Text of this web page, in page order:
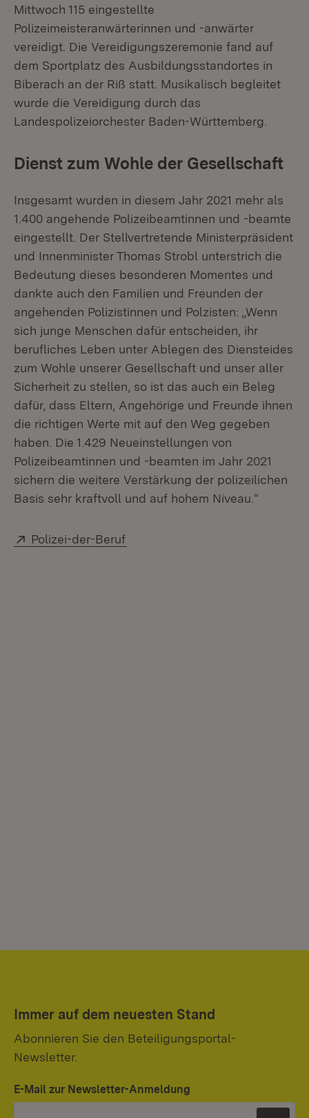
Mittwoch 115 eingestellte
Polizeimeisteranwärterinnen und -anwärter
vereidigt. Die Vereidigungszeremonie fand auf
dem Sportplatz des Ausbildungsstandortes in
Biberach an der Riß statt. Musikalisch begleitet
wurde die Vereidigung durch das
Landespolizeiorchester Baden-Württemberg.
Dienst zum Wohle der Gesellschaft
Insgesamt wurden in diesem Jahr 2021 mehr als
1.400 angehende Polizeibeamtinnen und -beamte
eingestellt. Der Stellvertretende Ministerpräsident
und Innenminister Thomas Strobl unterstrich die
Bedeutung dieses besonderen Momentes und
dankte auch den Familien und Freunden der
angehenden Polizistinnen und Polzisten: „Wenn
sich junge Menschen dafür entscheiden, ihr
berufliches Leben unter Ablegen des Diensteides
zum Wohle unserer Gesellschaft und unser aller
Sicherheit zu stellen, so ist das auch ein Beleg
dafür, dass Eltern, Angehörige und Freunde ihnen
die richtigen Werte mit auf den Weg gegeben
haben. Die 1.429 Neueinstellungen von
Polizeibeamtinnen und -beamten im Jahr 2021
sichern die weitere Verstärkung der polizeilichen
Basis sehr kraftvoll und auf hohem Niveau.“
Extern:
Polizei-der-Beruf
Immer auf dem neuesten Stand
Abonnieren Sie den Beteiligungsportal-
Newsletter.
E-Mail zur Newsletter-Anmeldung